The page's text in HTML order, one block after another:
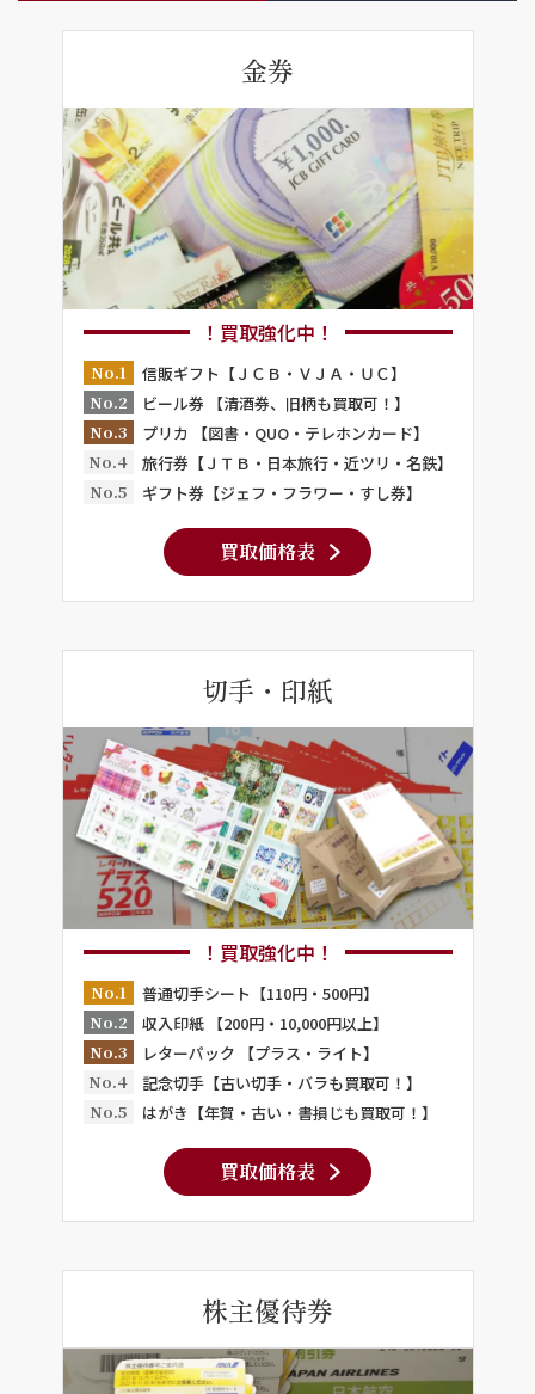
金券
！買取強化中！
No.1
信販ギフト【ＪＣＢ・ＶＪＡ・ＵＣ】
No.2
ビール券 【清酒券、旧柄も買取可！】
No.3
プリカ 【図書・QUO・テレホンカード】
No.4
旅行券【ＪＴＢ・日本旅行・近ツリ・名鉄】
No.5
ギフト券【ジェフ・フラワー・すし券】
買取価格表
切手・印紙
！買取強化中！
No.1
普通切手シート【110円・500円】
No.2
収入印紙 【200円・10,000円以上】
No.3
レターパック 【プラス・ライト】
No.4
記念切手【古い切手・バラも買取可！】
No.5
はがき【年賀・古い・書損じも買取可！】
買取価格表
株主優待券